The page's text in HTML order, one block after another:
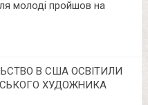
молоді пройшов на
В США ОСВІТИЛИ
ХУДОЖНИКА